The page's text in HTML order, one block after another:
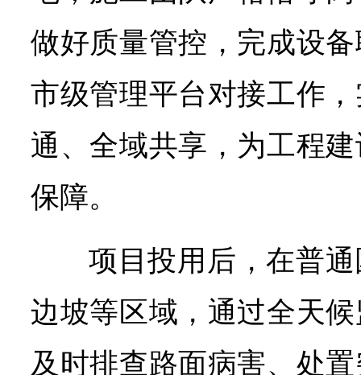
做好质量管控，完成设
市级管理平台对接工作
通、全域共享，为工程
保障。
项目投用后，在普
边坡等区域，通过全天
及时排查路面病害、处